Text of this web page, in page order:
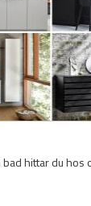
bad hittar du hos